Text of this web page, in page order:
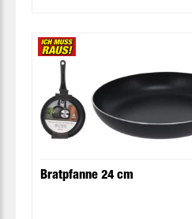
Bratpfanne 24 cm